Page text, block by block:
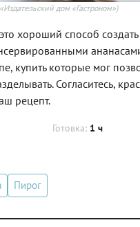
дом «Гастроном»)
хороший способ
купить которые мог
Согласитесь,
рецепт.
Готовка: 1 ч
Пирог